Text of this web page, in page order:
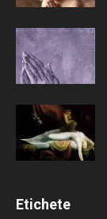
Etichete